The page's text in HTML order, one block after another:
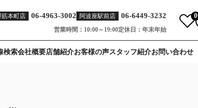
筋本町店 06-4963-3002 阿波座駅前店 06-6449-3232
営業時間：10:00～19:00定休日：年末年始
0
検索会社概要店舗紹介お客様の声スタッフ紹介お問い合わせ